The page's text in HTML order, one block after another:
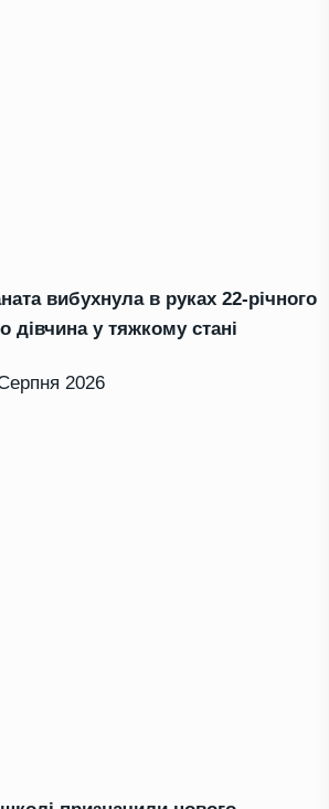
вибухнула в руках 22-річного
дівчина у тяжкому стані
2026